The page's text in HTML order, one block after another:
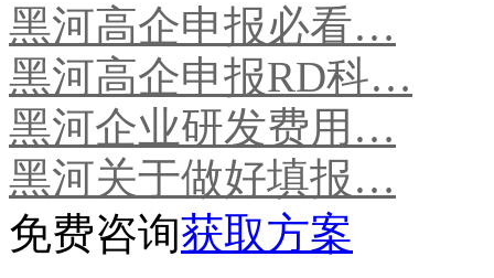
黑河高企申报必看…
黑河高企申报RD科…
黑河企业研发费用…
黑河关于做好填报…
免费咨询获取方案